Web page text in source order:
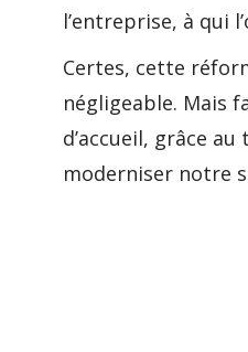
l’entreprise, à qui
Certes, cette
négligeable. Mais
d’accueil, grâce
moderniser notre